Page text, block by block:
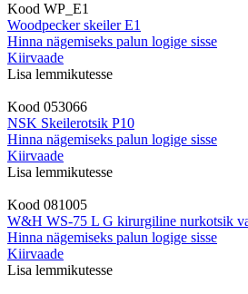
Kood WP_E1
Woodpecker skeiler E1
Hinna nägemiseks palun logige sisse
Kiirvaade
Lisa lemmikutesse
Kood 053066
NSK Skeilerotsik P10
Hinna nägemiseks palun logige sisse
Kiirvaade
Lisa lemmikutesse
Kood 081005
W&H WS-75 L G kirurgiline nurkotsik
Hinna nägemiseks palun logige sisse
Kiirvaade
Lisa lemmikutesse